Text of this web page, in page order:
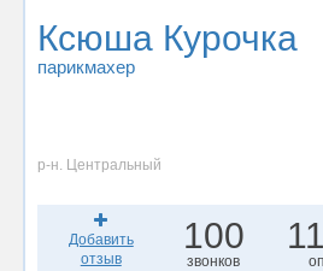
Ксюша Курочка
парикмахер
р-н. Центральный
Добавить
отзыв
100
звонков